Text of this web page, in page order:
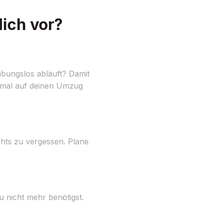
vor?
abläuft? Damit
auf deinen Umzug
zu vergessen. Plane
nicht mehr benötigst.